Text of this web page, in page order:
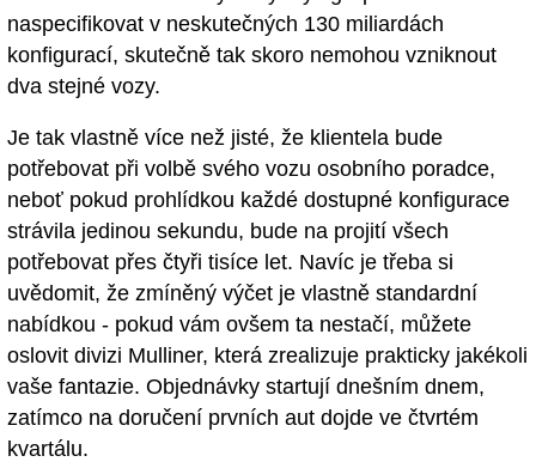
naspecifikovat v neskutečných 130 miliardách
konfigurací, skutečně tak skoro nemohou vzniknout
dva stejné vozy.
Je tak vlastně více než jisté, že klientela bude
potřebovat při volbě svého vozu osobního poradce,
neboť pokud prohlídkou každé dostupné konfigurace
strávila jedinou sekundu, bude na projití všech
potřebovat přes čtyři tisíce let. Navíc je třeba si
uvědomit, že zmíněný výčet je vlastně standardní
nabídkou - pokud vám ovšem ta nestačí, můžete
oslovit divizi Mulliner, která zrealizuje prakticky jakékoli
vaše fantazie. Objednávky startují dnešním dnem,
zatímco na doručení prvních aut dojde ve čtvrtém
kvartálu.